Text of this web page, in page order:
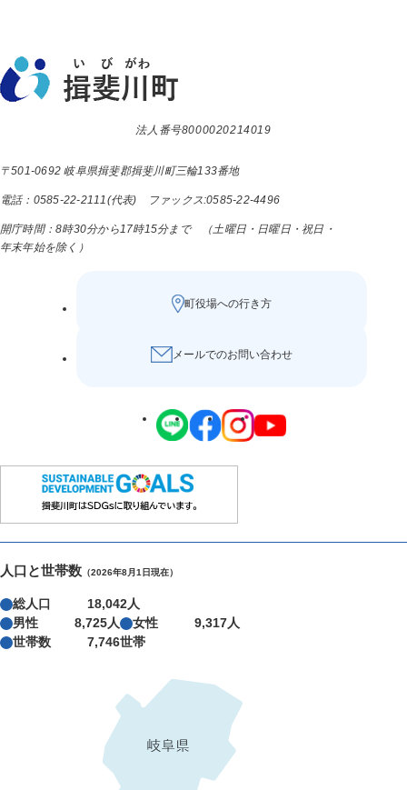
法人番号8000020214019
〒501-0692 岐阜県揖斐郡揖斐川町三輪133番地
電話：0585-22-2111(代表) ファックス:0585-22-4496
開庁時間：8時30分から17時15分まで （土曜日・日曜日・祝日・
年末年始を除く）
町役場への行き方
メールでのお問い合わせ
人口と世帯数 （2026年8月1日現在）
総人口
18,042人
男性
8,725人 女性
9,317人
世帯数
7,746世帯